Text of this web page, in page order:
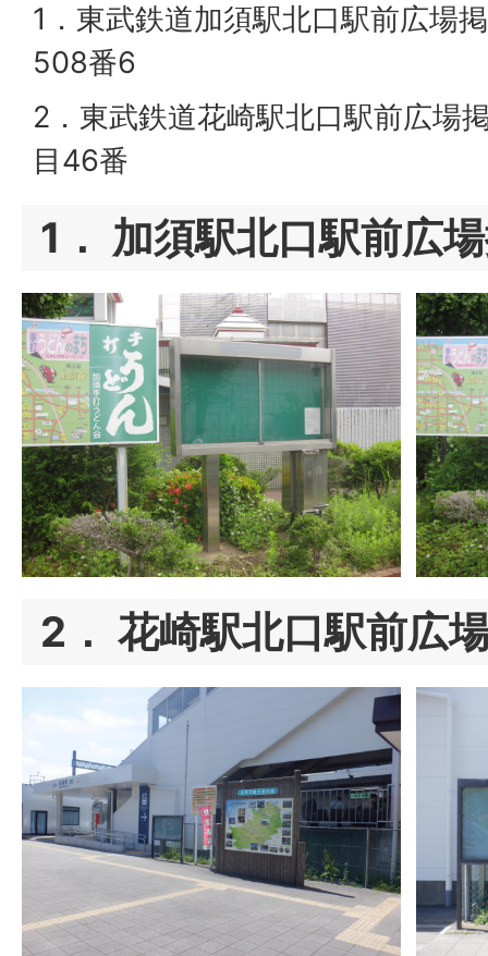
1．東武鉄道加須駅北口駅前広場
508番6
2．東武鉄道花崎駅北口駅前広場
目46番
1． 加須駅北口駅前広
2． 花崎駅北口駅前広